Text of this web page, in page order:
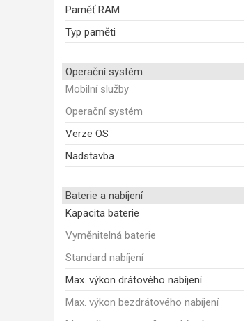
Paměť RAM
Typ paměti
Operační systém
Mobilní služby
Operační systém
Verze OS
Nadstavba
Baterie a nabíjení
Kapacita baterie
Vyměnitelná baterie
Standard nabíjení
Max. výkon drátového nabíjení
Max. výkon bezdrátového nabíjení